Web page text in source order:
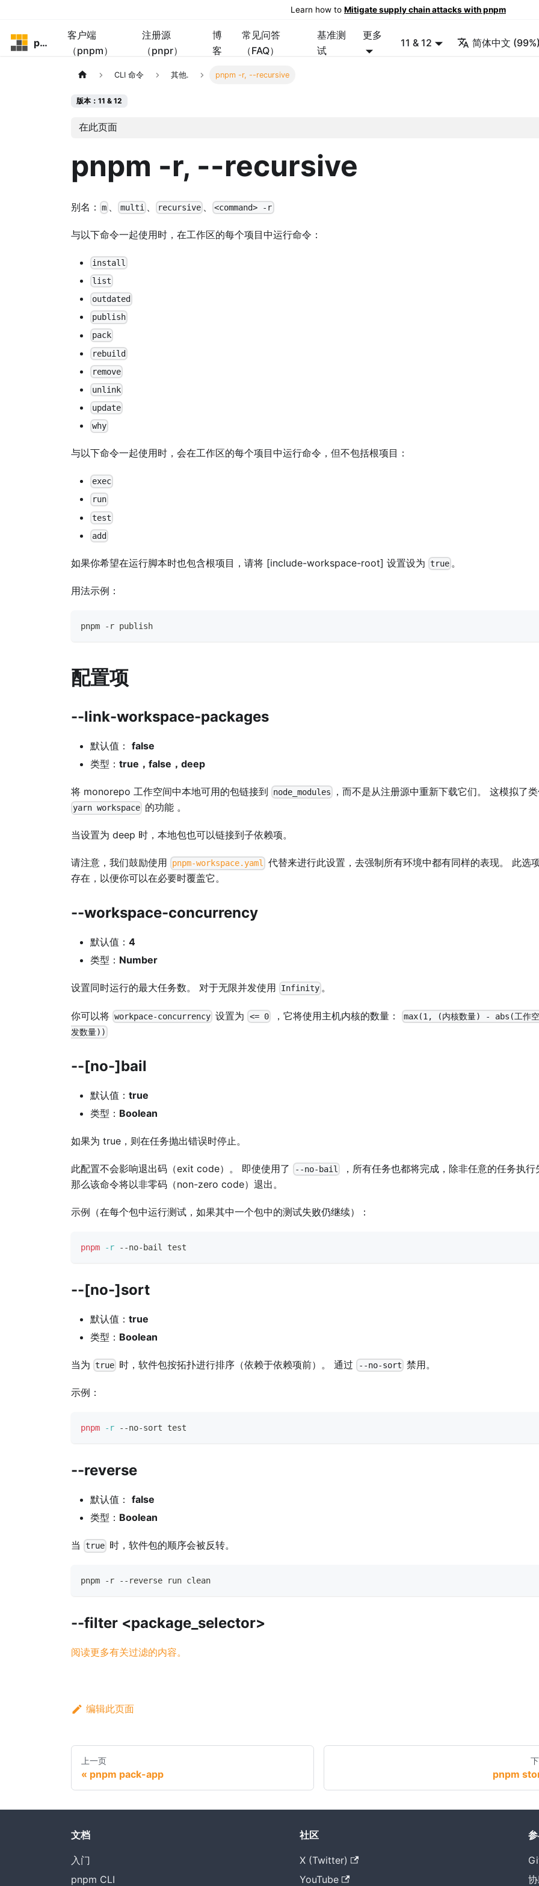
Learn how to Mitigate supply chain attacks with pnpm
pnpm
客户端
（pnpm）
注册源
（pnpr）
博
客
常见问答
（FAQ）
基准测
试
更多
11 & 12 简体中文
CLI 命令 其他. pnpm -r, --recursive
版本：11 & 12
在此页面
pnpm -r, --recursive
别名： m 、 multi 、 recursive 、<command> -r
与以下命令一起使用时，在工作区的每个项目中运行命令：
install
list
outdated
publish
pack
rebuild
remove
unlink
update
why
与以下命令一起使用时，会在工作区的每个项目中运行命令，但不包括根项目：
exec
run
test
add
如果你希望在运行脚本时也包含根项目，请将 [include-workspace-root] 设置设为 true 。
用法示例：
pnpm -r publish
配置项
--link-workspace-packages
默认值： false
类型： true，false，deep
将 monorepo 工作空间中本地可用的包链接到 node_modules ，而不是从注册源中重新下载它们。 这模拟了
yarn workspace 的功能 。
当设置为 deep 时，本地包也可以链接到子依赖项。
请注意，我们鼓励使用 pnpm-workspace.yaml 代替来进行此设置，去强制所有环境中都有同样的表现。 此选
存在，以便你可以在必要时覆盖它。
--workspace-concurrency
默认值： 4
类型： Number
设置同时运行的最大任务数。 对于无限并发使用 Infinity 。
你可以将 workpace-concurrency 设置为 <= 0，它将使用主机内核的数量：
max(1, (内核数量) - abs(工作空
发数量))
--[no-]bail
默认值： true
类型： Boolean
如果为 true，则在任务抛出错误时停止。
此配置不会影响退出码（exit code）。 即使使用了 --no-bail
，所有任务也都将完成，除非任意的任务执行
那么该命令将以非零码（non-zero code）退出。
示例（在每个包中运行测试，如果其中一个包中的测试失败仍继续）：
pnpm -r --no-bail test
--[no-]sort
默认值： true
类型： Boolean
当为 true 时，软件包按拓扑进行排序（依赖于依赖项前）。 通过 --no-sort 禁用。
示例：
pnpm -r --no-sort test
--reverse
默认值： false
类型： Boolean
当 true 时，软件包的顺序会被反转。
pnpm -r --reverse run clean
--filter <package_selector>
阅读更多有关过滤的内容。
编辑此页面
上一页
pnpm pack-app pnpm
文档
入门
pnpm CLI
社区
X (Twitter)
YouTube